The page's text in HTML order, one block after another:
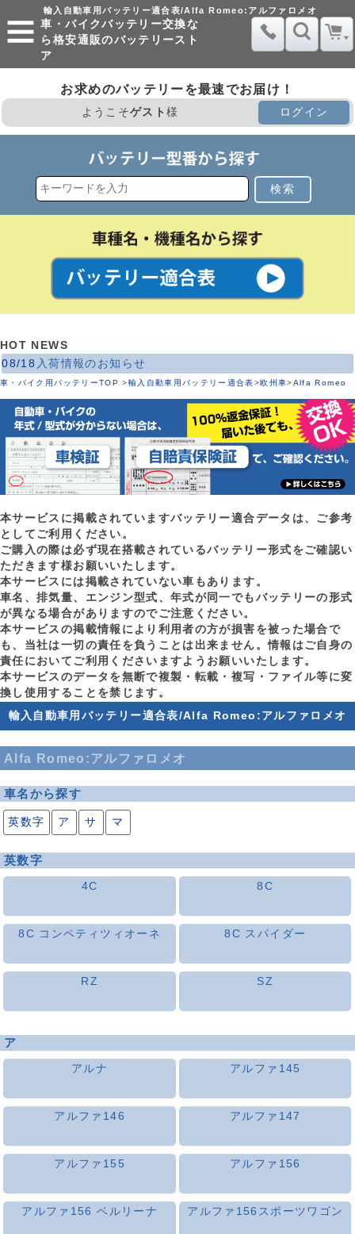
輸入自動車用バッテリー適合表/Alfa Romeo:アルファロメオ
車・バイクバッテリー交換な
ら格安通販のバッテリースト
ア
お求めのバッテリーを最速でお届け！
ようこそゲスト様 ログイン
検索
HOT NEWS
08/18 入荷情報のお知らせ
車・バイク用バッテリーTOP >輸入自動車用バッテリー適合表>欧州車>Alfa Romeo
本サービスに掲載されていますバッテリー適合データは、ご参考
としてご利用ください。
ご購入の際は必ず現在搭載されているバッテリー形式をご確認い
ただきます様お願いいたします。
本サービスには掲載されていない車もあります。
車名、排気量、エンジン型式、年式が同一でもバッテリーの形式
が異なる場合がありますのでご注意ください。
本サービスの掲載情報により利用者の方が損害を被った場合で
も、当社は一切の責任を負うことは出来ません。情報はご自身の
責任においてご利用くださいますようお願いいたします。
本サービスのデータを無断で複製・転載・複写・ファイル等に変
換し使用することを禁じます。
輸入自動車用バッテリー適合表/Alfa Romeo:アルファロメオ
Alfa Romeo:アルファロメオ
車名から探す
英数字 ア サ マ
英数字
4C 8C
8C コンペティツィオーネ 8C スパイダー
RZ SZ
ア
アルナ アルファ145
アルファ146 アルファ147
アルファ155 アルファ156
アルファ156 ベルリーナ アルファ156スポーツワゴン